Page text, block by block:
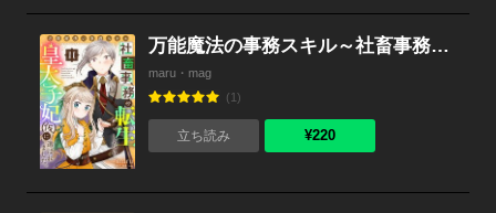
万能魔法の事務スキル～社畜事務が転生したら皇太子妃（仮）に選ばれました。 （11）
maru・mag
(1)
立ち読み ¥220